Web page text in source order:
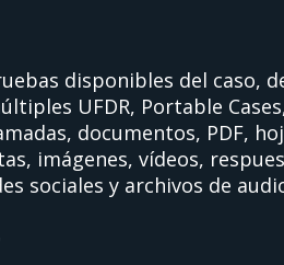
disponibles del caso,
UFDR, Portable
documentos, PDF,
imágenes, vídeos,
sociales y archivos de